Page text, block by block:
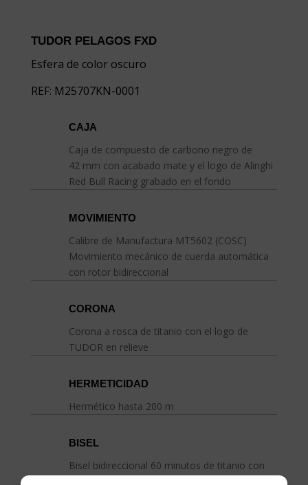
TUDOR PELAGOS FXD
Esfera de color oscuro
REF: M25707KN-0001
CAJA
Caja de compuesto de carbono negro de
42 mm con acabado mate y el logo de Alinghi
Red Bull Racing grabado en el fondo
MOVIMIENTO
Calibre de Manufactura MT5602 (COSC)
Movimiento mecánico de cuerda automática
con rotor bidireccional
CORONA
Corona a rosca de titanio con el logo de
TUDOR en relieve
HERMETICIDAD
Hermético hasta 200 m
BISEL
Bisel bidireccional 60 minutos de titanio con